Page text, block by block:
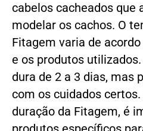
cabelos cacheados que
modelar os cachos. O
Fitagem varia de
e os produtos
dura de 2 a 3 dias, mas
com os cuidados
duração da Fitagem, é